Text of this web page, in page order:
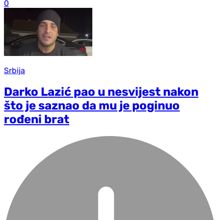
0
Srbija
Darko Lazić pao u nesvijest nakon
što je saznao da mu je poginuo
rođeni brat